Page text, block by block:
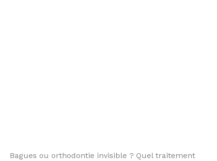
Bagues ou orthodontie invisible ? Quel traitement